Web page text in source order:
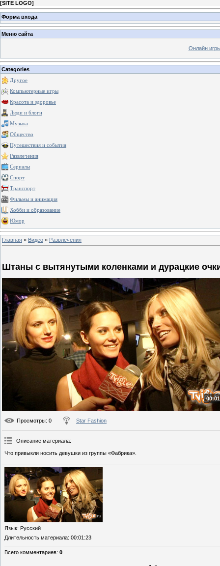
[SITE LOGO]
Форма входа
Меню сайта
Онлайн
Categories
Другое
Компьютерные игры
Красота и здоровье
Люди и блоги
Музыка
Общество
Путешествия и события
Развлечения
Сериалы
Спорт
Транспорт
Фильмы и анимация
Хобби и образование
Юмор
Главная » Видео » Развлечения
Штаны с вытянутыми коленками и дурацкие
Просмотры: 0 Star Fashion
Описание материала:
Что привыкли носить девушки из группы «Фабрика».
Язык: Русский
Длительность материала: 00:01:23
Всего комментариев: 0